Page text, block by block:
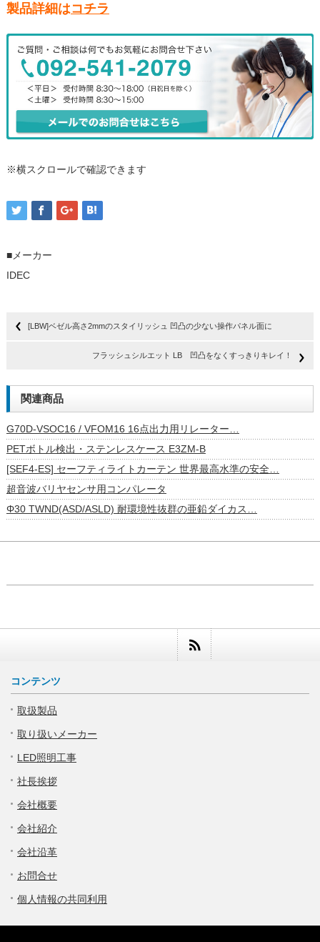
製品詳細はコチラ
※横スクロールで確認できます
■メーカー
IDEC
[LBW]ベゼル高さ2mmのスタイリッシュ 凹凸の少ない操作パネル面に
フラッシュシルエット LB 凹凸をなくすっきりキレイ！
関連商品
G70D-VSOC16 / VFOM16 16点出力用リレーター…
PETボトル検出・ステンレスケース E3ZM-B
[SEF4-ES] セーフティライトカーテン 世界最高水準の安全…
超音波バリヤセンサ用コンパレータ
Φ30 TWND(ASD/ASLD) 耐環境性抜群の亜鉛ダイカス…
コンテンツ
取扱製品
取り扱いメーカー
LED照明工事
社長挨拶
会社概要
会社紹介
会社沿革
お問合せ
個人情報の共同利用